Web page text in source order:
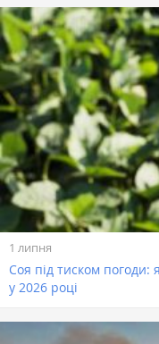
1 липня
Соя під тиском погоди:
у 2026 році